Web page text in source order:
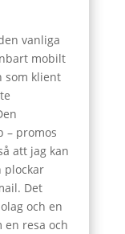
vanliga
mobilt
som klient
– promos
att jag kan
plockar
Det
och en
en resa och